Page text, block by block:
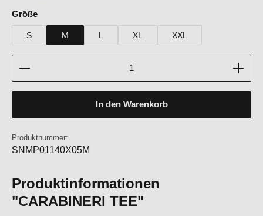
Größeauswählen
S M L XL XXL
Produkt Anzahl: Gib den gewünschten Wert ein
In den Warenkorb
Produktnummer:
SNMP01140X05M
Produktinformationen
"CARABINERI TEE"